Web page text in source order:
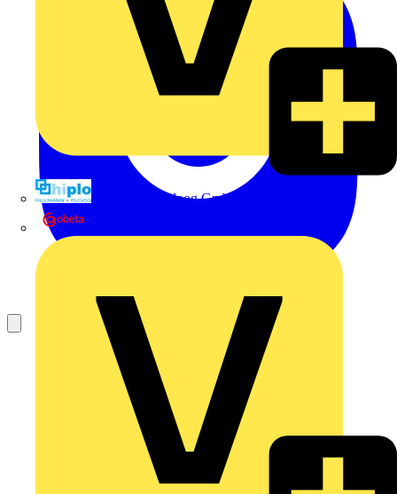
Hillmann & Ploog GmbH & Co. KG